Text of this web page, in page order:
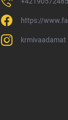
https://
krmivaadamat